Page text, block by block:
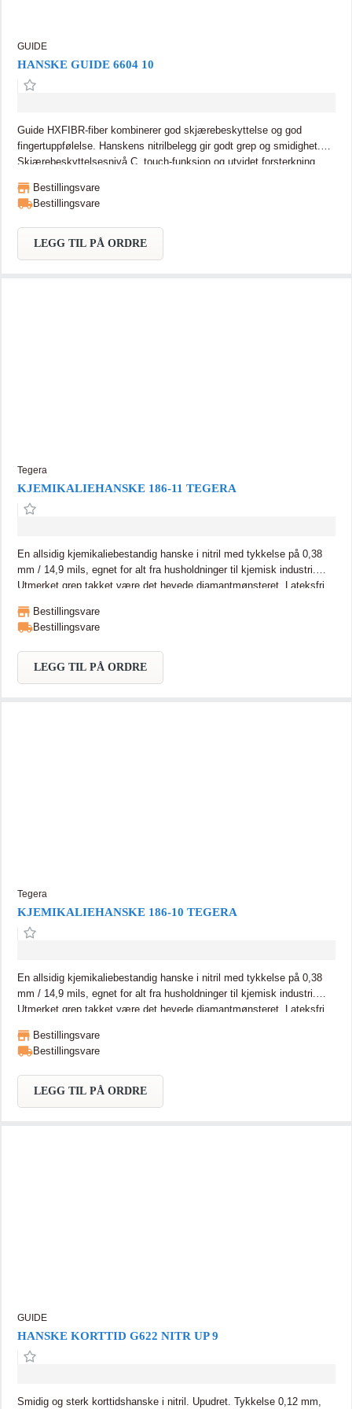
GUIDE
HANSKE GUIDE 6604 10
Guide HXFIBR-fiber kombinerer god skjærebeskyttelse og god
fingertuppfølelse. Hanskens nitrilbelegg gir godt grep og smidighet.
Skjærebeskyttelsesnivå C, touch-funksjon og utvidet forsterkning
Næringsmiddelgodkjent.
Bestillingsvare
Bestillingsvare
LEGG TIL PÅ ORDRE
Tegera
KJEMIKALIEHANSKE 186-11 TEGERA
En allsidig kjemikaliebestandig hanske i nitril med tykkelse på 0,38
mm / 14,9 mils, egnet for alt fra husholdninger til kjemisk industri.
Utmerket grep takket være det hevede diamantmønsteret. Lateksfri.
hanske, 0,38 mm nitril, diamantmønstret grep, flosset, Cat. III,
lateksfri, for allroundarbeid
Bestillingsvare
Bestillingsvare
LEGG TIL PÅ ORDRE
Tegera
KJEMIKALIEHANSKE 186-10 TEGERA
En allsidig kjemikaliebestandig hanske i nitril med tykkelse på 0,38
mm / 14,9 mils, egnet for alt fra husholdninger til kjemisk industri.
Utmerket grep takket være det hevede diamantmønsteret. Lateksfri.
hanske, 0,38 mm nitril, diamantmønstret grep, flosset, Cat. III,
lateksfri, for allroundarbeid
Bestillingsvare
Bestillingsvare
LEGG TIL PÅ ORDRE
GUIDE
HANSKE KORTTID G622 NITR UP 9
Smidig og sterk korttidshanske i nitril. Upudret. Tykkelse 0,12 mm,